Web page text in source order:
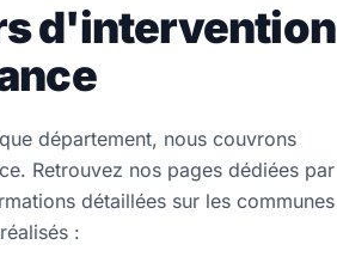
d'intervention
département, nous couvrons
Retrouvez nos pages dédiées par
détaillées sur les communes
: